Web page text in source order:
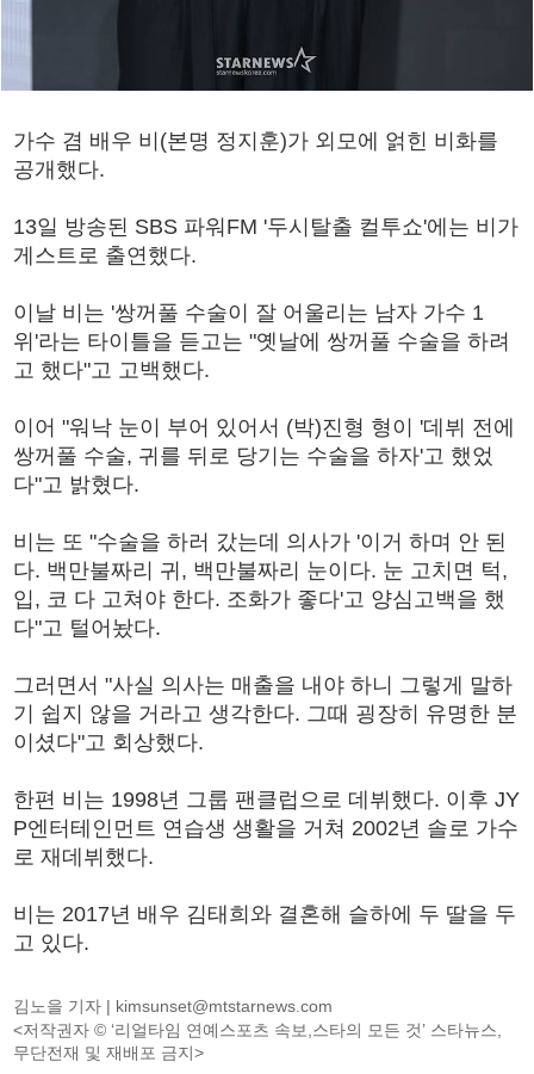
가수 겸 배우 비(본명 정지훈)가 외모에 얽힌 비화를
공개했다.
13일 방송된 SBS 파워FM '두시탈출 컬투쇼'에는 비가
게스트로 출연했다.
이날 비는 '쌍꺼풀 수술이 잘 어울리는 남자 가수 1
위'라는 타이틀을 듣고는 "옛날에 쌍꺼풀 수술을 하려
고 했다"고 고백했다.
이어 "워낙 눈이 부어 있어서 (박)진형 형이 '데뷔 전에
쌍꺼풀 수술, 귀를 뒤로 당기는 수술을 하자'고 했었
다"고 밝혔다.
비는 또 "수술을 하러 갔는데 의사가 '이거 하며 안 된
다. 백만불짜리 귀, 백만불짜리 눈이다. 눈 고치면 턱,
입, 코 다 고쳐야 한다. 조화가 좋다'고 양심고백을 했
다"고 털어놨다.
그러면서 "사실 의사는 매출을 내야 하니 그렇게 말하
기 쉽지 않을 거라고 생각한다. 그때 굉장히 유명한 분
이셨다"고 회상했다.
한편 비는 1998년 그룹 팬클럽으로 데뷔했다. 이후 JY
P엔터테인먼트 연습생 생활을 거쳐 2002년 솔로 가수
로 재데뷔했다.
비는 2017년 배우 김태희와 결혼해 슬하에 두 딸을 두
고 있다.
김노을 기자 | kimsunset@mtstarnews.com
<저작권자 © ‘리얼타임 연예스포츠 속보,스타의 모든 것’ 스타뉴스,
무단전재 및 재배포 금지>